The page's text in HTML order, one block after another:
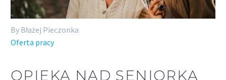
By Błażej Pieczonka
Oferta pracy
OPIEKA NAD SENIORKĄ